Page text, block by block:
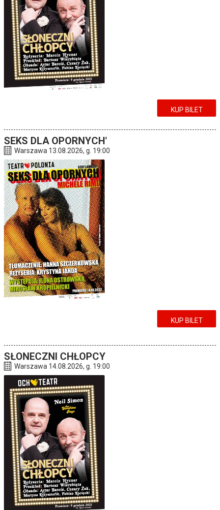
KUP BILET
SEKS DLA OPORNYCH'
Warszawa 13.08.2026, g. 19:00
KUP BILET
SŁONECZNI CHŁOPCY
Warszawa 14.08.2026, g. 19:00